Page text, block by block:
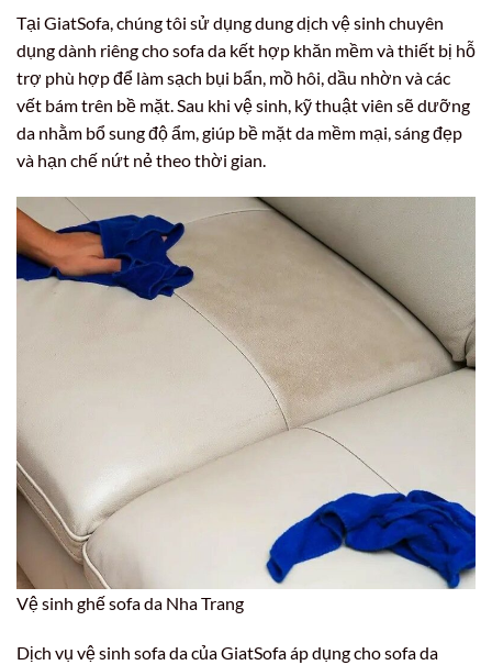
Tại GiatSofa, chúng tôi sử dụng dung dịch vệ sinh chuyên
dụng dành riêng cho sofa da kết hợp khăn mềm và thiết bị hỗ
trợ phù hợp để làm sạch bụi bẩn, mồ hôi, dầu nhờn và các
vết bám trên bề mặt. Sau khi vệ sinh, kỹ thuật viên sẽ dưỡng
da nhằm bổ sung độ ẩm, giúp bề mặt da mềm mại, sáng đẹp
và hạn chế nứt nẻ theo thời gian.
Vệ sinh ghế sofa da Nha Trang
Dịch vụ vệ sinh sofa da của GiatSofa áp dụng cho sofa da